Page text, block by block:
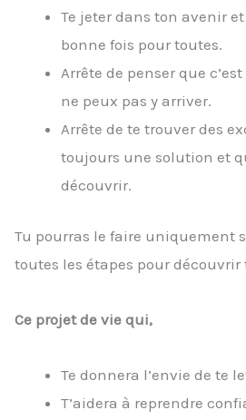
Te jeter dans ton avenir
bonne fois pour toutes.
Arrête de penser que
ne peux pas y arriver.
Arrête de te trouver des
toujours une solution et
découvrir.
Tu pourras le faire uniquement
toutes les étapes pour découvrir
Ce projet de vie qui,
Te donnera l’envie de te
T’aidera à reprendre